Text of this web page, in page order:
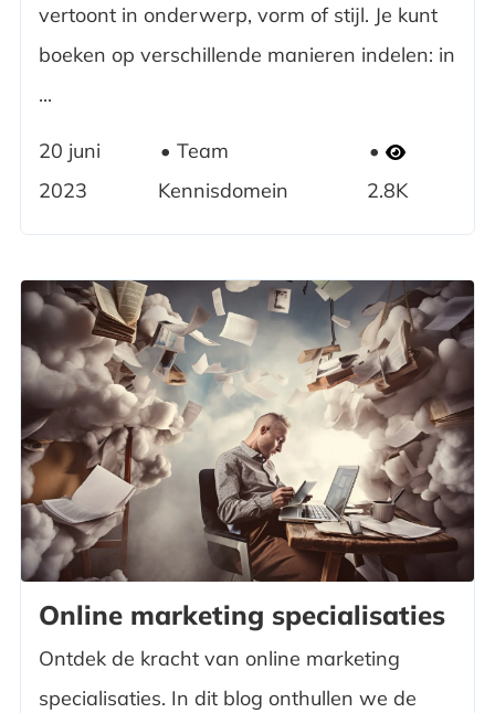
vertoont in onderwerp, vorm of stijl. Je kunt
boeken op verschillende manieren indelen: in
...
20 juni
2023
Team
Kennisdomein
2.8K
Online marketing specialisaties
Ontdek de kracht van online marketing
specialisaties. In dit blog onthullen we de